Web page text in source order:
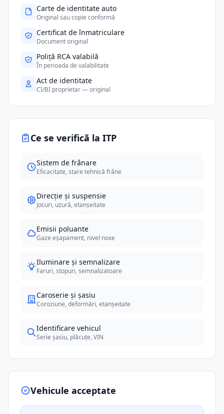
Carte de identitate auto
Original sau copie conformă
Certificat de înmatriculare
Document original
Poliță RCA valabilă
În perioada de valabilitate
Act de identitate
CI/BI proprietar — original
Ce se verifică la ITP
Sistem de frânare
Eficacitate, stare tehnică frâne
Direcție și suspensie
Jocuri, uzură, etanșeitate
Emisii poluante
Gaze eșapament, nivel noxe
Iluminare și semnalizare
Faruri, stopuri, semnalizatoare
Caroserie și șasiu
Coroziune, deformări, etanșeitate
Identificare vehicul
Serie șasiu, plăcuțe, VIN
Vehicule acceptate